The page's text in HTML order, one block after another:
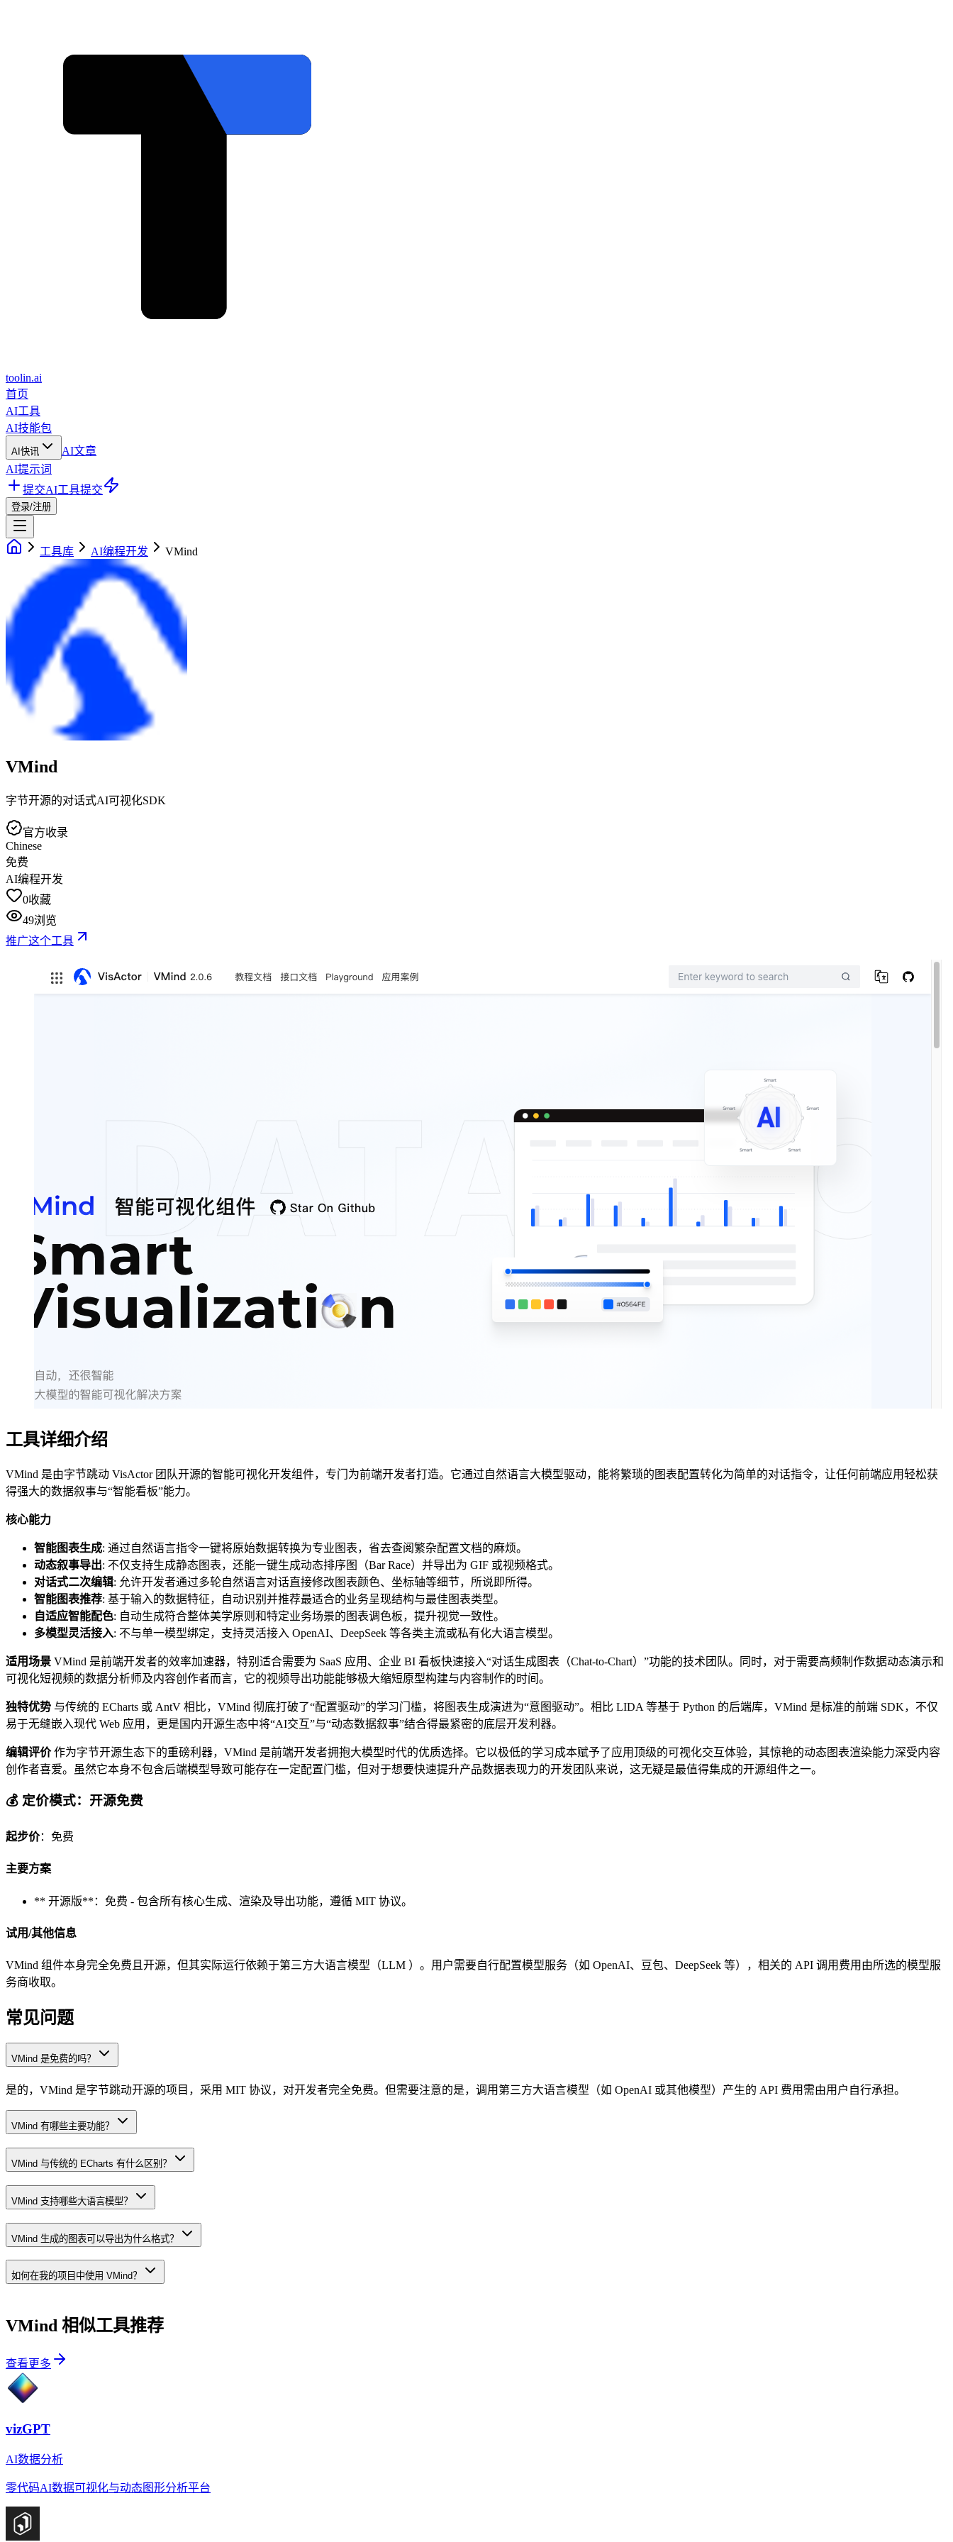
toolin.ai
首页
AI工具
AI技能包
AI快讯
AI文章
AI提示词
提交AI工具提交
登录/注册
工具库 AI编程开发 VMind
VMind
字节开源的对话式AI可视化SDK
官方收录
Chinese
免费
AI编程开发
0收藏
49浏览
推广这个工具
工具详细介绍
VMind 是由字节跳动 VisActor 团队开源的智能可视化开发组件，专门为前端开发者打造。它通过自然语言大模型驱动，能将繁琐的图表配置转化为简单的对话指令，让任何前端应用轻松获
得强大的数据叙事与“智能看板”能力。
核心能力
智能图表生成: 通过自然语言指令一键将原始数据转换为专业图表，省去查阅繁杂配置文档的麻烦。
动态叙事导出: 不仅支持生成静态图表，还能一键生成动态排序图（Bar Race）并导出为 GIF 或视频格式。
对话式二次编辑: 允许开发者通过多轮自然语言对话直接修改图表颜色、坐标轴等细节，所说即所得。
智能图表推荐: 基于输入的数据特征，自动识别并推荐最适合的业务呈现结构与最佳图表类型。
自适应智能配色: 自动生成符合整体美学原则和特定业务场景的图表调色板，提升视觉一致性。
多模型灵活接入: 不与单一模型绑定，支持灵活接入 OpenAI、DeepSeek 等各类主流或私有化大语言模型。
适用场景 VMind 是前端开发者的效率加速器，特别适合需要为 SaaS 应用、企业 BI 看板快速接入“对话生成图表（Chat-to-Chart）”功能的技术团队。同时，对于需要高频制作数据动态演示和
可视化短视频的数据分析师及内容创作者而言，它的视频导出功能能够极大缩短原型构建与内容制作的时间。
独特优势 与传统的 ECharts 或 AntV 相比，VMind 彻底打破了“配置驱动”的学习门槛，将图表生成演进为“意图驱动”。相比 LIDA 等基于 Python 的后端库，VMind 是标准的前端 SDK，不仅
易于无缝嵌入现代 Web 应用，更是国内开源生态中将“AI交互”与“动态数据叙事”结合得最紧密的底层开发利器。
编辑评价作为字节开源生态下的重磅利器，VMind 是前端开发者拥抱大模型时代的优质选择。它以极低的学习成本赋予了应用顶级的可视化交互体验，其惊艳的动态图表渲染能力深受内容
创作者喜爱。虽然它本身不包含后端模型导致可能存在一定配置门槛，但对于想要快速提升产品数据表现力的开发团队来说，这无疑是最值得集成的开源组件之一。
💰 定价模式：开源免费
起步价：免费
主要方案
** 开源版**：免费 - 包含所有核心生成、渲染及导出功能，遵循 MIT 协议。
试用/其他信息
VMind 组件本身完全免费且开源，但其实际运行依赖于第三方大语言模型（LLM ）。用户需要自行配置模型服务（如 OpenAI、豆包、DeepSeek 等），相关的 API 调用费用由所选的模型服
务商收取。
常见问题
VMind 是免费的吗？
是的，VMind 是字节跳动开源的项目，采用 MIT 协议，对开发者完全免费。但需要注意的是，调用第三方大语言模型（如 OpenAI 或其他模型）产生的 API 费用需由用户自行承担。
VMind 有哪些主要功能？
VMind 与传统的 ECharts 有什么区别？
VMind 支持哪些大语言模型？
VMind 生成的图表可以导出为什么格式？
如何在我的项目中使用 VMind？
VMind 相似工具推荐
查看更多
vizGPT
AI数据分析
零代码AI数据可视化与动态图形分析平台